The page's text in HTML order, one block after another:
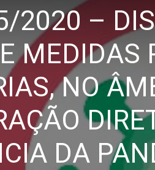
Mamanguape
–
PB
2020 –
MEDIDAS
NO
DA